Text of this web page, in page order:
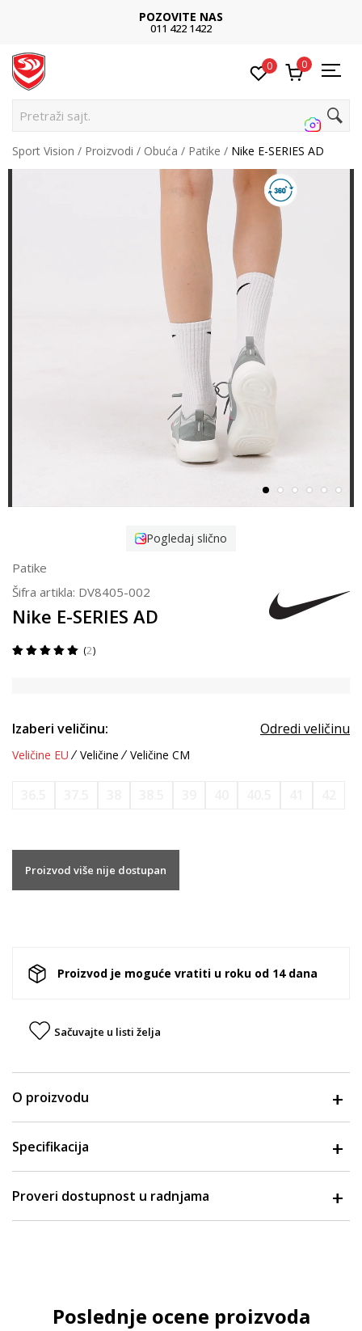
POZOVITE NAS
011 422 1422
0 0
Pretraži sajt...
Sport Vision Proizvodi Obuća Patike Nike E-SERIES AD
Pogledaj slično
Patike
Šifra artikla: DV8405-002
Nike E-SERIES AD
2
Izaberi veličinu: Odredi veličinu
Veličine EU Veličine Veličine CM
Proizvod više nije dostupan
Proizvod je moguće vratiti u roku od 14 dana
Sačuvajte u listi želja
O proizvodu
Specifikacija
Proveri dostupnost u radnjama
Poslednje ocene proizvoda